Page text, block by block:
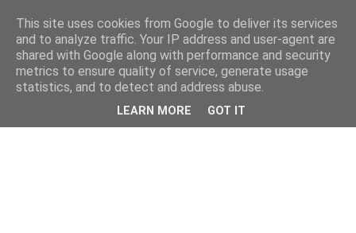
This site uses cookies from Google to deliver its services
and to analyze traffic. Your IP address and user-agent are
shared with Google along with performance and security
metrics to ensure quality of service, generate usage
statistics, and to detect and address abuse.
LEARN MORE GOT IT